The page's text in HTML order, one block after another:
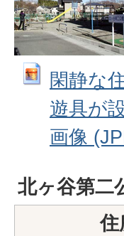
閑静な
遊具が
画像
北ヶ谷第二
住